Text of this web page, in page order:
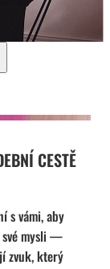
CESTĚ
s vámi, aby
své mysli —
zvuk, který